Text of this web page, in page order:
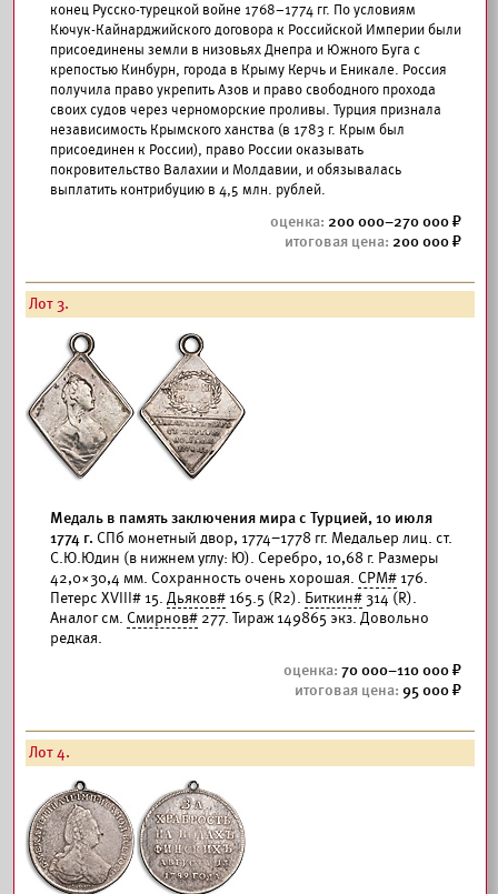
конец Русско-турецкой войне 1768–1774 гг. По условиям
Кючук-Кайнарджийского договора к Российской Империи были
присоединены земли в низовьях Днепра и Южного Буга с
крепостью Кинбурн, города в Крыму Керчь и Еникале. Россия
получила право укрепить Азов и право свободного прохода
своих судов через черноморские проливы. Турция признала
независимость Крымского ханства (в 1783 г. Крым был
присоединен к России), право России оказывать
покровительство Валахии и Молдавии, и обязывалась
выплатить контрибуцию в 4,5 млн. рублей.
200 000–270 000
200 000
Лот 3.
Медаль в память заключения мира с Турцией, 10 июля
1774 г. СПб монетный двор, 1774–1778 гг. Медальер лиц. ст.
С.Ю.Юдин (в нижнем углу: Ю). Серебро, 10,68 г. Размеры
42,0×30,4 мм. Сохранность очень хорошая. СРМ# 176.
Петерс XVIII# 15. Дьяков# 165.5 (R2). Биткин#314 (R).
Аналог см. Смирнов# 277. Тираж 149865 экз. Довольно
редкая.
70 000–110 000
95 000
Лот 4.